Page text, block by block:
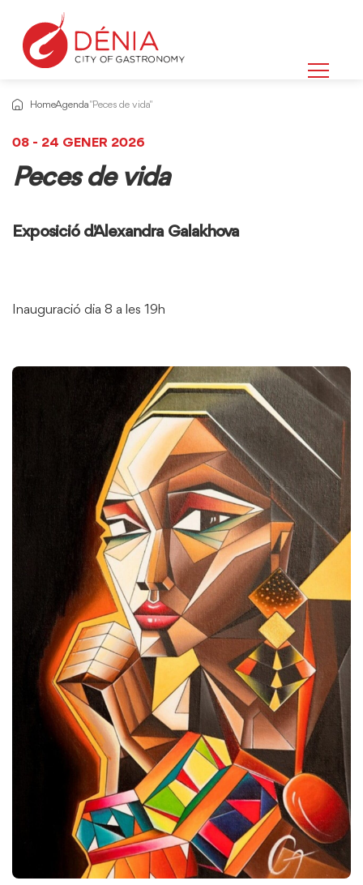
HomeAgenda"Peces de vida"
08 - 24 GENER 2026
Peces de vida
Exposició d'Alexandra Galakhova
Inauguració dia 8 a les 19h